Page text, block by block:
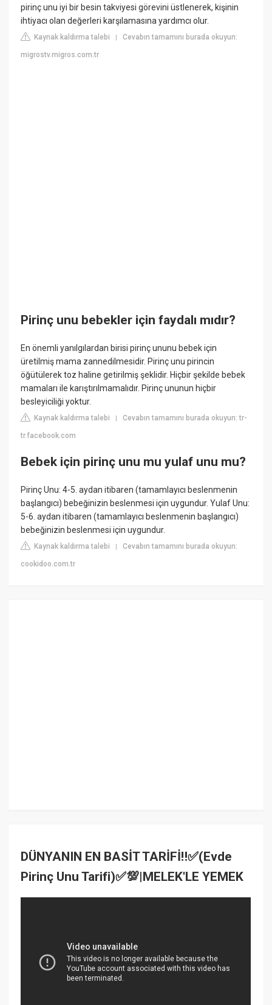
pirinç unu iyi bir besin takviyesi görevini üstlenerek, kişinin
ihtiyacı olan değerleri karşılamasına yardımcı olur.
Kaynak kaldırma talebi |Cevabın tamamını burada okuyun:
migrostv.migros.com.tr
Pirinç unu bebekler için faydalı mıdır?
En önemli yanılgılardan birisi pirinç ununu bebek için
üretilmiş mama zannedilmesidir. Pirinç unu pirincin
öğütülerek toz haline getirilmiş şeklidir. Hiçbir şekilde bebek
mamaları ile karıştırılmamalıdır. Pirinç ununun hiçbir
besleyiciliği yoktur.
Kaynak kaldırma talebi |Cevabın tamamını burada okuyun: tr-
tr.facebook.com
Bebek için pirinç unu mu yulaf unu mu?
Pirinç Unu: 4-5. aydan itibaren (tamamlayıcı beslenmenin
başlangıcı) bebeğinizin beslenmesi için uygundur. Yulaf Unu:
5-6. aydan itibaren (tamamlayıcı beslenmenin başlangıcı)
bebeğinizin beslenmesi için uygundur.
Kaynak kaldırma talebi |Cevabın tamamını burada okuyun:
cookidoo.com.tr
DÜNYANIN EN BASİT TARİFİ‼️✅(Evde
Pirinç Unu Tarifi)✅💯|MELEK'LE YEMEK